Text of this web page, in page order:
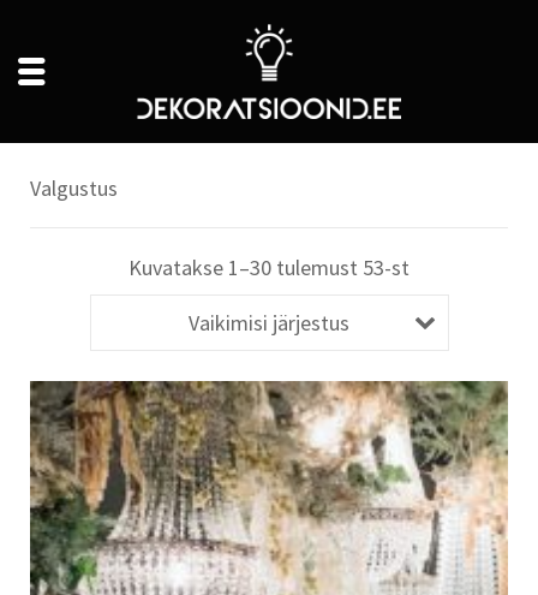
Valgustus
Kuvatakse 1–30 tulemust 53-st
Vaikimisi järjestus